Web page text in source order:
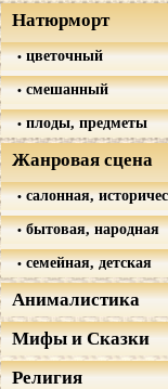
Натюрморт
цветочный
смешанный
плоды, предметы
Жанровая сцена
салонная,
бытовая, народная
семейная, детская
Анималистика
Мифы и Сказки
Религия